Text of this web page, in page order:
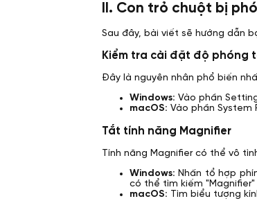
II. Con trỏ chuột bị
Sau đây, bài viết sẽ hướng dẫn
Kiểm tra cài đặt độ phóng
Đây là nguyên nhân phổ biến
Windows: Vào phần
macOS: Vào phần System
Tắt tính năng Magnifier
Tính năng Magnifier có thể vô
Windows: Nhấn tổ hợp
có thể tìm kiếm
macOS: Tìm biểu tượng